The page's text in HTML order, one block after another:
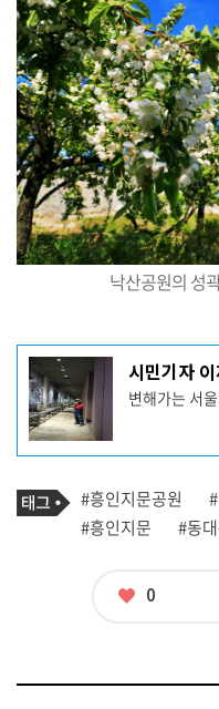
낙산공원의 성
기
사
작
성
자
프
필
시민기자
변해가는 서
기
사
관
련
태
그
#흥인지문공원
#흥인지문
#동
좋
0